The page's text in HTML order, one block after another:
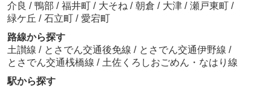
約1153m／15分
介良 / 鴨部 / 福井町 / 大そね / 朝倉 / 大津 / 瀬戸東町 /
緑ケ丘 / 石立町 / 愛宕町
路線から探す
土讃線 / とさでん交通後免線 / とさでん交通伊野線 /
とさでん交通桟橋線 / 土佐くろしおごめん・なはり線
駅から探す